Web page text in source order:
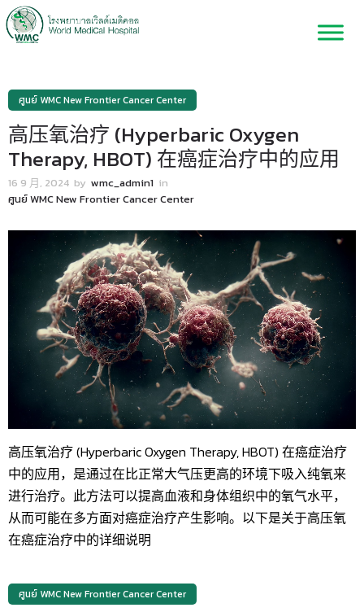
ศูนย์ WMC New Frontier Cancer Center
高压氧治疗 (Hyperbaric Oxygen
Therapy, HBOT) 在癌症治疗中的应用
16 9 月, 2024 by wmc_admin1 in
ศูนย์ WMC New Frontier Cancer Center
高压氧治疗 (Hyperbaric Oxygen Therapy, HBOT) 在癌症治疗
中的应用，是通过在比正常大气压更高的环境下吸入纯氧来
进行治疗。此方法可以提高血液和身体组织中的氧气水平，
从而可能在多方面对癌症治疗产生影响。以下是关于高压氧
在癌症治疗中的详细说明
ศูนย์ WMC New Frontier Cancer Center